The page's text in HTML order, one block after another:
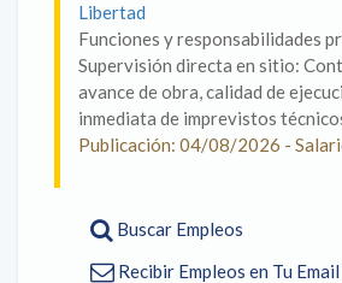
Libertad
Funciones y responsabilidades
Supervisión directa en sitio:
avance de obra, calidad de
inmediata de imprevistos
Publicación: 04/08/2026 -
Buscar Empleos
Recibir Empleos en Tu Email